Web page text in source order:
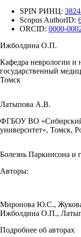
SPIN РИНЦ:
Scopus AuthorID:
ORCID: 0000-
Ижболдина О.П.
Кафедра неврологии
государственный
Томск
Латыпова А.В.
ФГБОУ ВО «Сибирский
университет», Томск,
Болезнь Паркинсона и
Авторы:
Миронова Ю.С.,
Ижболдина О.П.,
Подробнее об авторах